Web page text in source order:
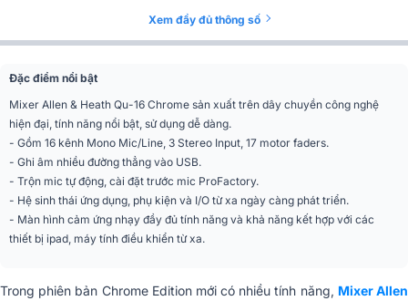
USB, XLR, TRS, AUX 3.5mm
hoàn toàn có thể lưu lại.
Độ nhạy đầu vào (XLR
/ TRS)
-60 đến +5dBu (XLR); -50 đến
+15dBu (TRS)
Tăng tương tự -5 đến +60dB, bước 1dB.
Mức đầu vào tối đa
(XLR / TRS)
+19dBu (XLR); +29dBu (TRS)
5kΩ (XLR); 10kΩ (TRS)
Xem đầy đủ thông số
Đặc điểm nổi bật
Mixer Allen & Heath Qu-16 Chrome sản xuất trên dây chuyền công nghệ
hiện đại, tính năng nổi bật, sử dụng dễ dàng.
- Gồm 16 kênh Mono Mic/Line, 3 Stereo Input, 17 motor faders.
- Ghi âm nhiều đường thẳng vào USB.
- Trộn mic tự động, cài đặt trước mic ProFactory.
- Hệ sinh thái ứng dụng, phụ kiện và I/O từ xa ngày càng phát triển.
- Màn hình cảm ứng nhạy đầy đủ tính năng và khả năng kết hợp với các
thiết bị ipad, máy tính điều khiển từ xa.
Trong phiên bản Chrome Edition mới có nhiều tính năng, Mixer Allen